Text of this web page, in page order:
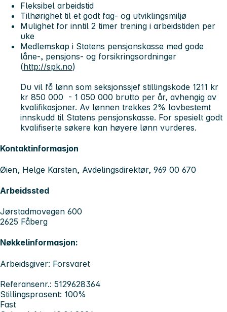
Fleksibel arbeidstid
Tilhørighet til et godt fag- og utviklingsmiljø
Mulighet for inntil 2 timer trening i arbeidstiden per
uke
Medlemskap i Statens pensjonskasse med gode
låne-, pensjons- og forsikringsordninger
(http://spk.no)
Du vil få lønn som seksjonssjef stillingskode 1211 kr
kr 850 000 - 1 050 000 brutto per år, avhengig av
kvalifikasjoner. Av lønnen trekkes 2% lovbestemt
innskudd til Statens pensjonskasse. For spesielt godt
kvalifiserte søkere kan høyere lønn vurderes.
Kontaktinformasjon
Øien, Helge Karsten, Avdelingsdirektør, 969 00 670
Arbeidssted
Jørstadmovegen 600
2625 Fåberg
Nøkkelinformasjon:
Arbeidsgiver: Forsvaret
Referansenr.: 5129628364
Stillingsprosent: 100%
Fast